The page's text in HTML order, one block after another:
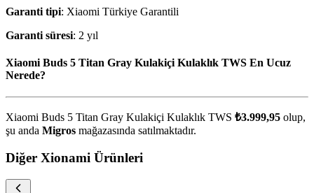
Garanti tipi: Xiaomi Türkiye Garantili
Garanti süresi: 2 yıl
Xiaomi Buds 5 Titan Gray Kulakiçi Kulaklık TWS En Ucuz
Nerede?
Xiaomi Buds 5 Titan Gray Kulakiçi Kulaklık TWS ₺3.999,95 olup,
şu anda Migros mağazasında satılmaktadır.
Diğer Xionami Ürünleri